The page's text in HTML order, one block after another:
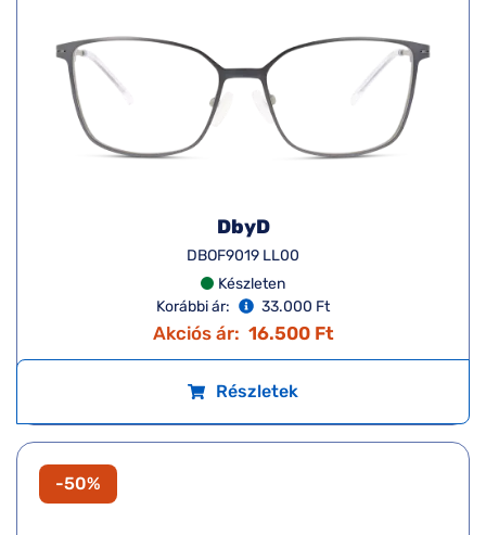
DbyD
DBOF9019 LL00
Készleten
Korábbi ár:
33.000 Ft
Akciós ár: 16.500 Ft
Részletek
-50%